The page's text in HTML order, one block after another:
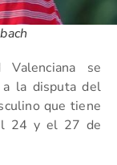
se
a la disputa del
que tiene
24 y el 27 de